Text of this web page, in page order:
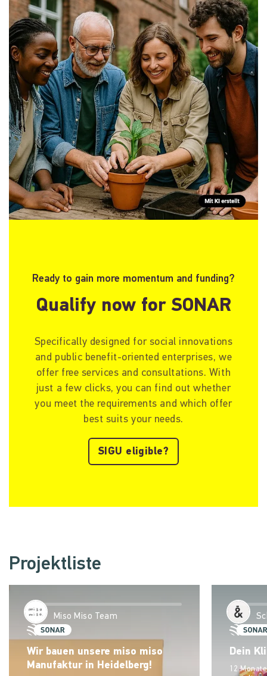
Qualify now for SONAR
Ready to gain more momentum and funding?
Specifically designed for social innovations
and public benefit-oriented enterprises, we
offer free services and consultations. With
just a few clicks, you can find out whether
you meet the requirements and which offer
best suits your needs.
SIGU eligible?
Projektliste
Miso Miso Team
Wir bauen unsere miso miso
Manufaktur in Heidelberg!
Dein
12